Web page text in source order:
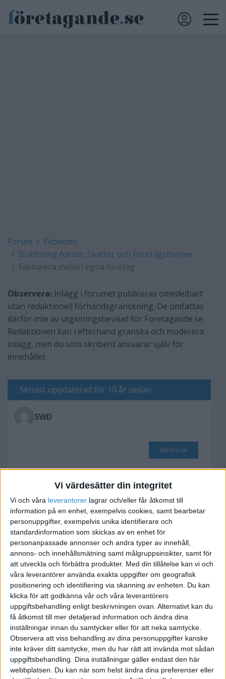
Vi värdesätter din integritet
Vi och våra leverantorer lagrar och/eller får åtkomst till
information på en enhet, exempelvis cookies, samt bearbetar
personuppgifter, exempelvis unika identifierare och
standardinformation som skickas av en enhet för
personanpassade annonser och andra typer av innehåll,
annons- och innehållsmätning samt målgruppsinsikter, samt för
att utveckla och förbättra produkter. Med din tillåtelse kan vi och
våra leverantörer använda exakta uppgifter om geografisk
positionering och identifiering via skanning av enheten. Du kan
klicka för att godkänna vår och våra leverantörers
uppgiftsbehandling enligt beskrivningen ovan. Alternativt kan du
få åtkomst till mer detaljerad information och ändra dina
inställningar innan du samtycker eller för att neka samtycke.
Observera att viss behandling av dina personuppgifter kanske
inte kräver ditt samtycke, men du har rätt att invända mot sådan
uppgiftsbehandling. Dina inställningar gäller endast den här
webbplatsen. Du kan när som helst ändra dina preferenser eller
Forum
Ekonomi
Bokföring forum, Skatter och Företagsformer
Fakturera mellan egna företag
Observera: Inlägg i forumet publiceras omedelbart
utan redaktionell förhandsgranskning. De omfattas
därför inte av utgivningsbeviset för Företagande.se.
Redaktionen kan i efterhand granska och moderera
inlägg, men du som skribent ansvarar själv för
innehållet.
Senast uppdaterad för 10 år sedan
SWD
Skriv svar
Fakturera mellan egna
företag
2016-07-02 17:24
Jag och min kollega äger 50% var i ett Aktiebolag
och 50 % var i ett handelsbolag min fråga är om
handelsbolaget kan fakturera aktiebolaget för
ett uppdrag som bara aktiebolaget kan utföra
förutsättningen är att aktiebolaget fakturerar
kunden?
Ingvar Wogenius